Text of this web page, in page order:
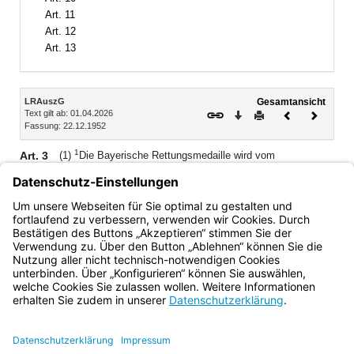
Art. 11
Art. 12
Art. 13
Inhalt
LRAuszG
Text gilt ab: 01.04.2026
Fassung: 22.12.1952
Gesamtansicht
Download
DruckenVorheriges
Art. 3 (1) 1 Die Bayerische Rettungsmedaille wird vom
der Beliehene eine Urkunde.
(2) Die Verleihung der Bayerischen Rettungsmedaille wird
im Staatsanzeiger bekanntgemacht.
Bayern.de
BayernPortal
Impressum